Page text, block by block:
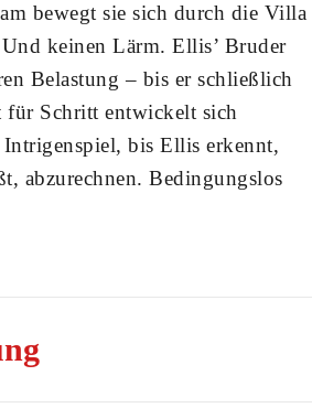
bewegt sie sich durch die Villa
keinen Lärm. Ellis’ Bruder
Belastung – bis er schließlich
für Schritt entwickelt sich
bis Ellis erkennt,
abzurechnen. Bedingungslos